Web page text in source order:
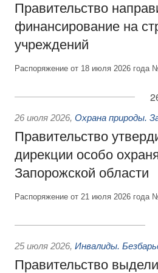
Правительство
финансирование на
учреждений
Распоряжение от 18 июля 2026 года
26 июля 2026, Охрана природы.
Правительство
дирекции особо
Запорожской области
Распоряжение от 21 июля 2026 года
25 июля 2026, Инвалиды.
Правительство